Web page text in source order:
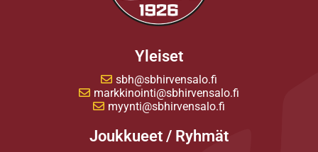
Yleiset
sbh@sbhirvensalo.fi
markkinointi@sbhirvensalo.fi
myynti@sbhirvensalo.fi
Joukkueet / Ryhmät